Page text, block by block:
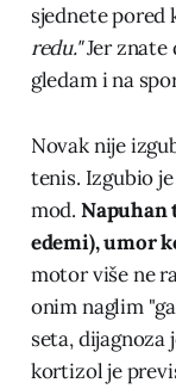
sjednete pored
redu."Jer znate
gledam i na
Novak nije
tenis. Izgubio
mod. Napuhan
edemi), umor
motor više ne
onim naglim
seta, dijagnoza
kortizol je